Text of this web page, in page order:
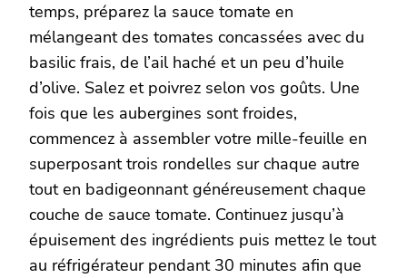
temps, préparez la sauce tomate en
mélangeant des tomates concassées avec du
basilic frais, de l’ail haché et un peu d’huile
d’olive. Salez et poivrez selon vos goûts. Une
fois que les aubergines sont froides,
commencez à assembler votre mille-feuille en
superposant trois rondelles sur chaque autre
tout en badigeonnant généreusement chaque
couche de sauce tomate. Continuez jusqu’à
épuisement des ingrédients puis mettez le tout
au réfrigérateur pendant 30 minutes afin que